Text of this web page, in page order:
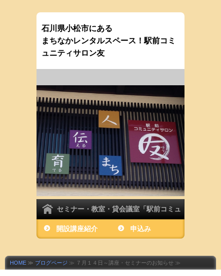
石川県小松市にある
まちなかレンタルスペース！駅前コミ
ュニティサロン友
セミナー・教室・貸会議室「駅前コミュ
ニティサロン友」
開設講座紹介 申込み
HOME ≫ ブログページ ≫ ７月１４日～講座・セミナーのお知らせ ≫